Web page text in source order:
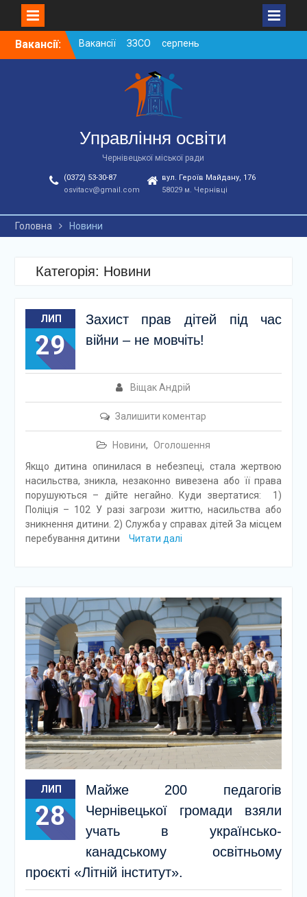
SkipВакансії:
Вакансії ЗЗСО червень
2026
Вакансії у ЗДО та
дошкільних підрозділах
ЗЗСО станом на
01.08.2026 р.
Вакансії ЗЗСО серпень
2026
Управління освіти
Чернівецької міської ради
(0372) 53-30-87
osvitacv@gmail.com
вул. Героїв Майдану, 176
58029 м. Чернівці
Головна Новини
Категорія: Новини
ЛИП
29
Захист прав дітей під час
війни – не мовчіть!
Віщак Андрій
Залишити коментар
Новини, Оголошення
Якщо дитина опинилася в небезпеці, стала жертвою
насильства, зникла, незаконно вивезена або її права
порушуються – дійте негайно. Куди звертатися: 1)
Поліція – 102 У разі загрози життю, насильства або
зникнення дитини. 2) Служба у справах дітей За місцем
перебування дитини
Читати далі
ЛИП
28
Майже 200 педагогів
Чернівецької громади взяли
учать в українсько-
канадському освітньому
проєкті «Літній інститут».